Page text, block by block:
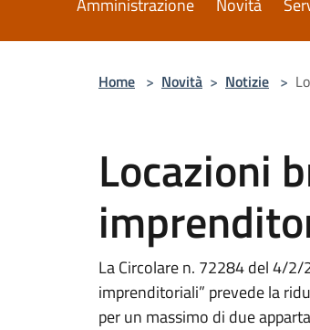
Amministrazione Novità
Home > Novità > Notizie >
Locazioni
La Circolare n. 72284 del 4/
imprenditoriali” prevede la
per un massimo di due